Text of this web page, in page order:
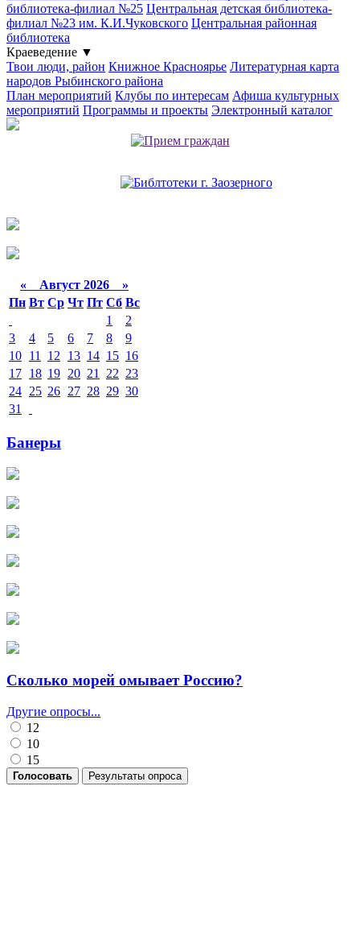
библиотека-филиал №25 Центральная детская библиотека-
филиал №23 им. К.И.Чуковского Центральная районная
библиотека
Краеведение ▼
Твои люди, район Книжное Красноярье Литературная карта
народов Рыбинского района
План мероприятий Клубы по интересам Афиша культурных
мероприятий Программы и проекты Электронный каталог
« Август 2026 »
Пн Вт Ср Чт Пт Сб Вс
1
2
3
4 5 6 7 8
9
10 11 12 13 14 15 16
17 18 19 20 21 22 23
24 25 26 27 28 29 30
31
Банеры
Сколько морей омывает Россию?
Другие опросы...
12
10
15
Голосовать Результаты опроса